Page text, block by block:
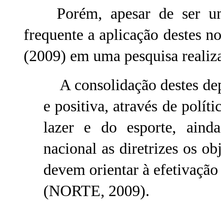
Porém, apesar de ser
frequente a aplicação destes
(2009) em uma pesquisa
A consolidação destes
e positiva, através de
lazer e do esporte,
nacional as diretrizes os
devem orientar à
(NORTE, 2009).